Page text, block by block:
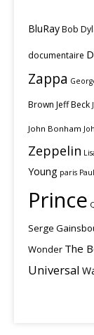
BluRayBob
documentaire
Zappa
Brown Jeff Beck
John Bonham
Zeppelin
Young paris
Prince
Serge
Wonder The
Universal